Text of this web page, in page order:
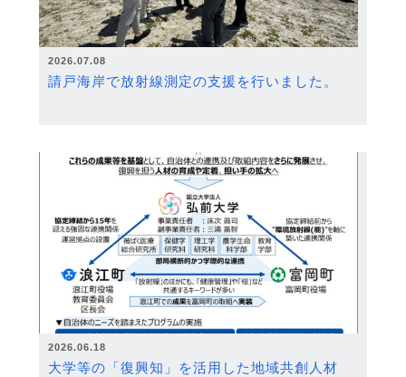
2026.07.08
請戸海岸で放射線測定の支援を行いました。
2026.06.18
大学等の「復興知」を活用した地域共創人材